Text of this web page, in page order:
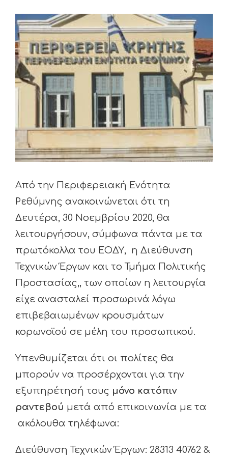
View
Larger
Image
Από την Περιφερειακή Ενότητα
Ρεθύμνης ανακοινώνεται ότι τη
Δευτέρα, 30 Νοεμβρίου 2020, θα
λειτουργήσουν, σύμφωνα πάντα με τα
πρωτόκολλα του ΕΟΔΥ, η Διεύθυνση
Τεχνικών Έργων και το Τμήμα Πολιτικής
Προστασίας,, των οποίων η λειτουργία
είχε ανασταλεί προσωρινά λόγω
επιβεβαιωμένων κρουσμάτων
κορωνοϊού σε μέλη του προσωπικού.
Υπενθυμίζεται ότι οι πολίτες θα
μπορούν να προσέρχονται για την
εξυπηρέτησή τους μόνο κατόπιν
ραντεβού μετά από επικοινωνία με τα
ακόλουθα τηλέφωνα:
Διεύθυνση Τεχνικών Έργων: 28313 40762 &